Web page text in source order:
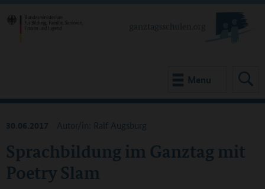
Menu
Sprachbildung im Ganztag mit
Poetry Slam
30.06.2017 Autor/in: Ralf Augsburg